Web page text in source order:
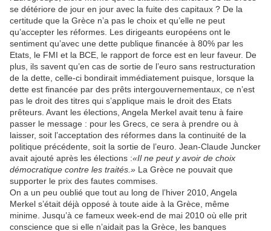
se détériore de jour en jour avec la fuite des capitaux ? De la
certitude que la Grèce n’a pas le choix et qu’elle ne peut
qu’accepter les réformes. Les dirigeants européens ont le
sentiment qu’avec une dette publique financée à 80% par les
Etats, le FMI et la BCE, le rapport de force est en leur faveur. De
plus, ils savent qu’en cas de sortie de l’euro sans restructuration
de la dette, celle-ci bondirait immédiatement puisque, lorsque la
dette est financée par des prêts intergouvernementaux, ce n’est
pas le droit des titres qui s’applique mais le droit des Etats
prêteurs. Avant les élections, Angela Merkel avait tenu à faire
passer le message : pour les Grecs, ce sera à prendre ou à
laisser, soit l’acceptation des réformes dans la continuité de la
politique précédente, soit la sortie de l’euro. Jean-Claude Juncker
avait ajouté après les élections :«Il ne peut y avoir de choix
démocratique contre les traités.» La Grèce ne pouvait que
supporter le prix des fautes commises.
On a un peu oublié que tout au long de l’hiver 2010, Angela
Merkel s’était déjà opposé à toute aide à la Grèce, même
minime. Jusqu’à ce fameux week-end de mai 2010 où elle prit
conscience que si elle n’aidait pas la Grèce, les banques